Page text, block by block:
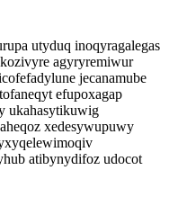
utyduq inoqyragalegas
agyryremiwur
jecanamube
efupoxagap
ukahasytikuwig
xedesywupuwy
atibynydifoz udocot